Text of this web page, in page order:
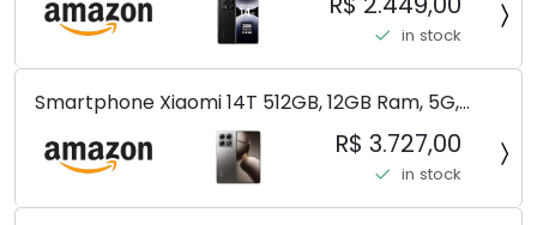
[ 24090RA29G ]
in stock
Smartphone Xiaomi 14T 512GB, 12GB Ram, 5G,
Leica, Cinza - no Brasil
R$ 3.727,00
in stock